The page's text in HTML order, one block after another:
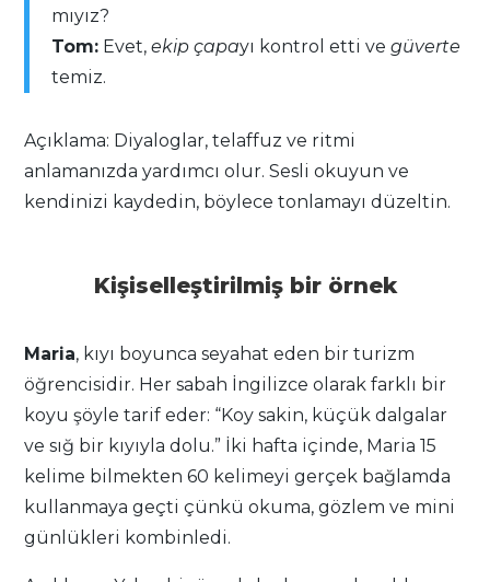
mıyız?
Tom: Evet,ekip çapayı kontrol etti vegüverte
temiz.
Açıklama: Diyaloglar, telaffuz ve ritmi
anlamanızda yardımcı olur. Sesli okuyun ve
kendinizi kaydedin, böylece tonlamayı düzeltin.
Kişiselleştirilmiş bir örnek
Maria, kıyı boyunca seyahat eden bir turizm
öğrencisidir. Her sabah İngilizce olarak farklı bir
koyu şöyle tarif eder: “Koy sakin, küçük dalgalar
ve sığ bir kıyıyla dolu.” İki hafta içinde, Maria 15
kelime bilmekten 60 kelimeyi gerçek bağlamda
kullanmaya geçti çünkü okuma, gözlem ve mini
günlükleri kombinledi.